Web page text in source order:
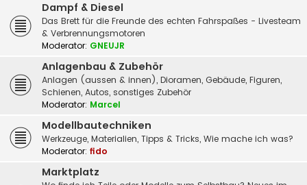
Dampf & Diesel
Das Brett für die Freunde des echten Fahrspaßes - Livesteam
& Verbrennungsmotoren
Moderator: GNEUJR
Anlagenbau & Zubehör
Anlagen (aussen & innen), Dioramen, Gebäude, Figuren,
Schienen, Autos, sonstiges Zubehör
Moderator: Marcel
Modellbautechniken
Werkzeuge, Materialien, Tipps & Tricks, Wie mache ich was?
Moderator: fido
Marktplatz